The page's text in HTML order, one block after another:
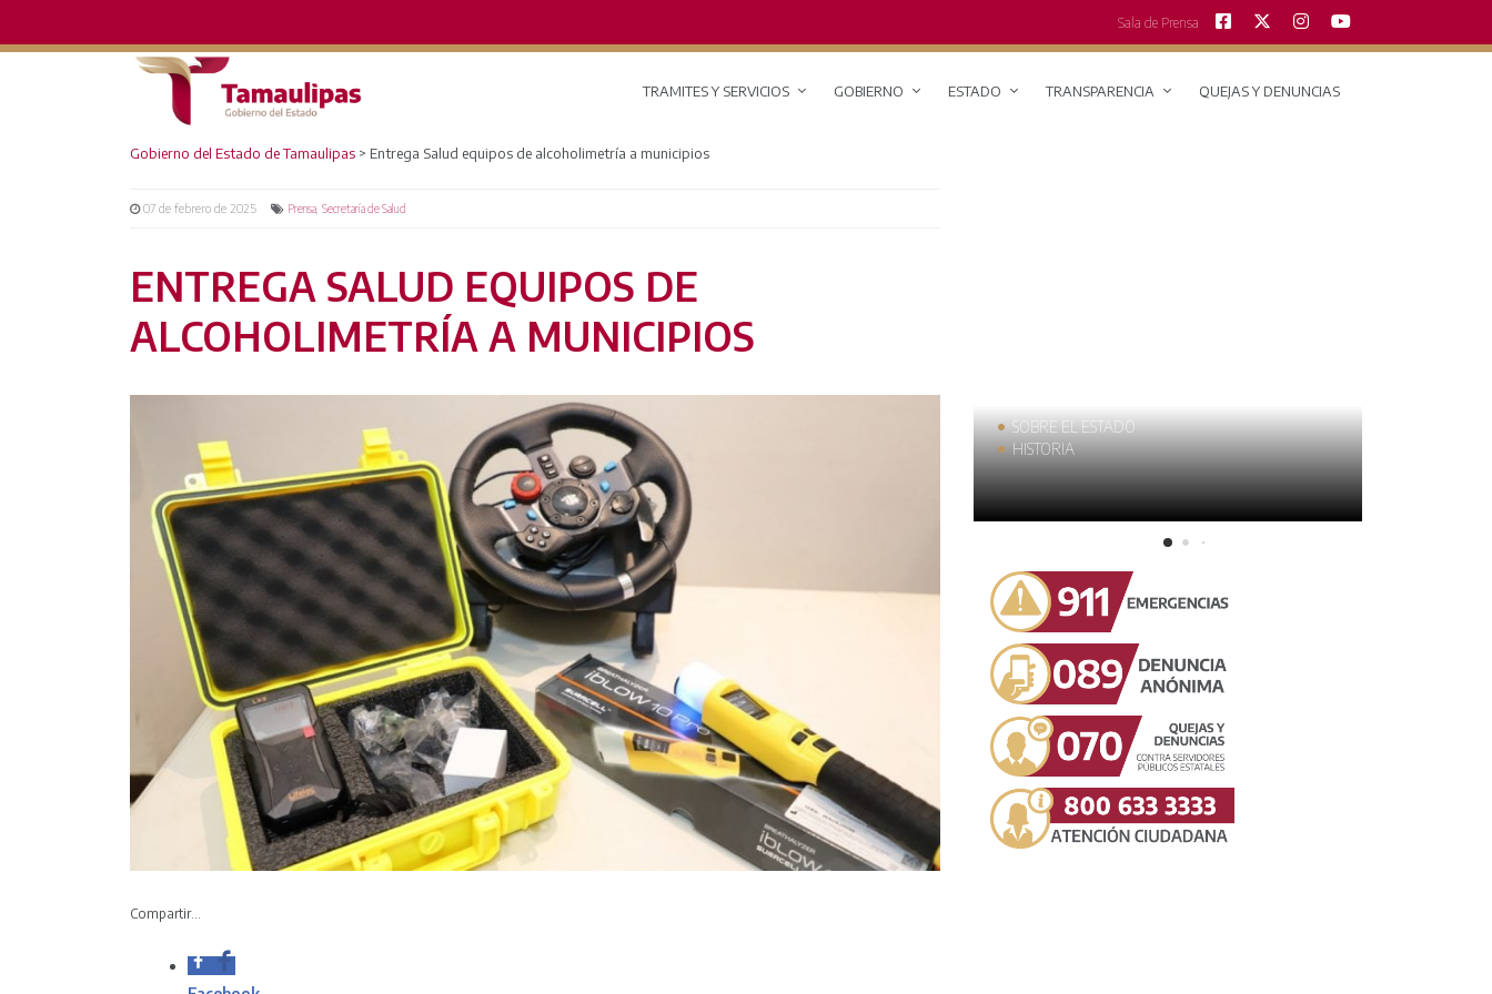
Sala de Prensa
TRAMITES Y SERVICIOS GOBIERNO ESTADO TRANSPARENCIA QUEJAS Y DENUNCIAS
Gobierno del Estado de Tamaulipas > Entrega Salud equipos de alcoholimetría a municipios
07 de febrero de 2025 Prensa Secretaría de Salud
ENTREGA SALUD EQUIPOS DE
ALCOHOLIMETRÍA A MUNICIPIOS
Compartir...
RED DE MONITOREO CLIMÁTICO
SOBRE EL ESTADO
HISTORIA